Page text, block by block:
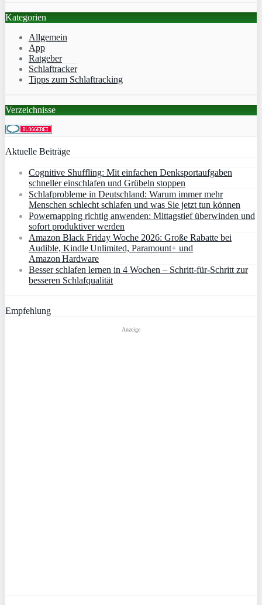
Kategorien
Allgemein
App
Ratgeber
Schlaftracker
Tipps zum Schlaftracking
Verzeichnisse
Aktuelle Beiträge
Cognitive Shuffling: Mit einfachen Denksportaufgaben
schneller einschlafen und Grübeln stoppen
Schlafprobleme in Deutschland: Warum immer mehr
Menschen schlecht schlafen und was Sie jetzt tun können
Powernapping richtig anwenden: Mittagstief überwinden und
sofort produktiver werden
Amazon Black Friday Woche 2026: Große Rabatte bei
Audible, Kindle Unlimited, Paramount+ und
Amazon Hardware
Besser schlafen lernen in 4 Wochen – Schritt‑für‑Schritt zur
besseren Schlafqualität
Empfehlung
Anzeige